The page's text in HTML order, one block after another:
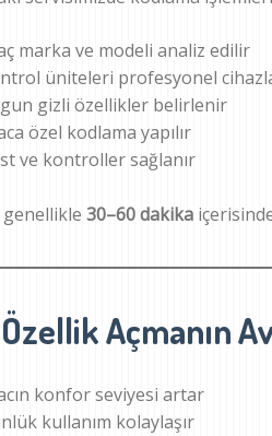
marka ve modeli analiz edilir
üniteleri profesyonel
gizli özellikler belirlenir
özel kodlama yapılır
ve kontroller sağlanır
30–60 dakika
Açmanın
konfor seviyesi artar
kullanım kolaylaşır